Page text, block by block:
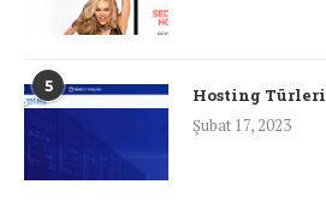
5
Hosting Türleri
Şubat 17, 2023